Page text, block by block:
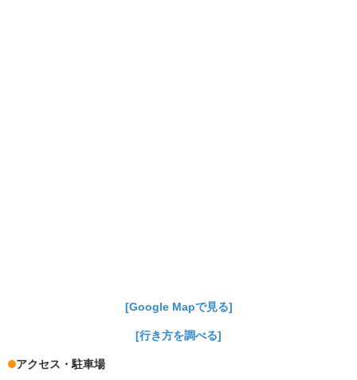
[Google Mapで見る]
[行き方を調べる]
アクセス・駐車場